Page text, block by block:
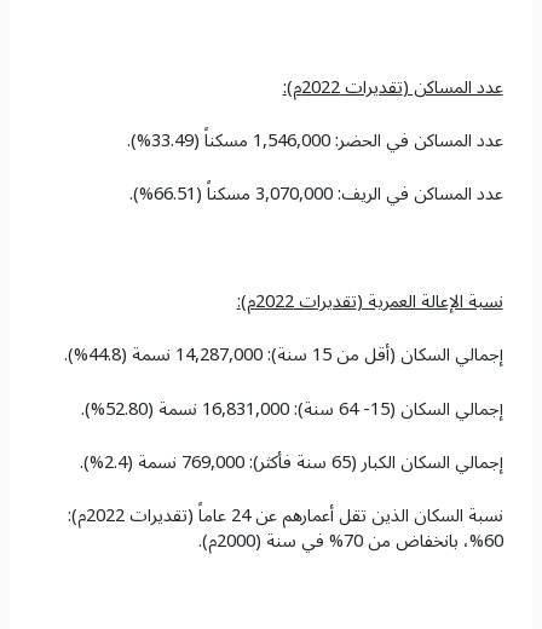
عدد المساكن (تقديرات 2022م)
:
عدد المساكن في الحضر: 1,546,000 مسكناً (33.49%).
عدد المساكن في الريف: 3,070,000 مسكناً (66.51%).
نسبة الإعالة العمرية (تقديرات 2022م)
:
إجمالي السكان (أقل من 15 سنة): 14,287,000 نسمة (44.8%).
إجمالي السكان (15- 64 سنة): 16,831,000 نسمة (52.80%).
إجمالي السكان الكبار (65 سنة فأكثر): 769,000 نسمة (2.4%).
نسبة السكان الذين تقل أعمارهم عن 24 عاماً (تقديرات 2022م):
60%، بانخفاض من 70% في سنة (2000م).